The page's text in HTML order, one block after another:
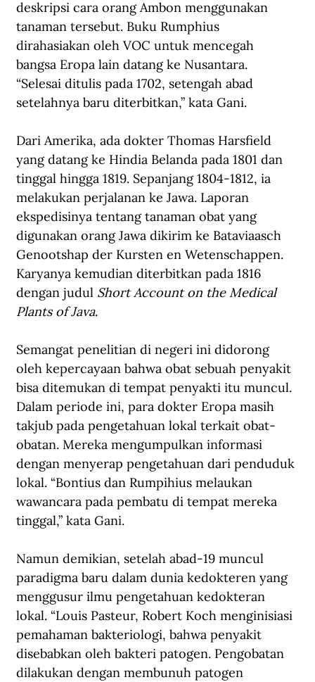
deskripsi cara orang Ambon menggunakan
tanaman tersebut. Buku Rumphius
dirahasiakan oleh VOC untuk mencegah
bangsa Eropa lain datang ke Nusantara.
“Selesai ditulis pada 1702, setengah abad
setelahnya baru diterbitkan,” kata Gani.
Dari Amerika, ada dokter Thomas Harsfield
yang datang ke Hindia Belanda pada 1801 dan
tinggal hingga 1819. Sepanjang 1804-1812, ia
melakukan perjalanan ke Jawa. Laporan
ekspedisinya tentang tanaman obat yang
digunakan orang Jawa dikirim ke Bataviaasch
Genootshap der Kursten en Wetenschappen.
Karyanya kemudian diterbitkan pada 1816
dengan judul Short Account on the Medical
Plants of Java.
Semangat penelitian di negeri ini didorong
oleh kepercayaan bahwa obat sebuah penyakit
bisa ditemukan di tempat penyakti itu muncul.
Dalam periode ini, para dokter Eropa masih
takjub pada pengetahuan lokal terkait obat-
obatan. Mereka mengumpulkan informasi
dengan menyerap pengetahuan dari penduduk
lokal. “Bontius dan Rumpihius melaukan
wawancara pada pembatu di tempat mereka
tinggal,” kata Gani.
Namun demikian, setelah abad-19 muncul
paradigma baru dalam dunia kedokteren yang
menggusur ilmu pengetahuan kedokteran
lokal. “Louis Pasteur, Robert Koch menginisiasi
pemahaman bakteriologi, bahwa penyakit
disebabkan oleh bakteri patogen. Pengobatan
dilakukan dengan membunuh patogen